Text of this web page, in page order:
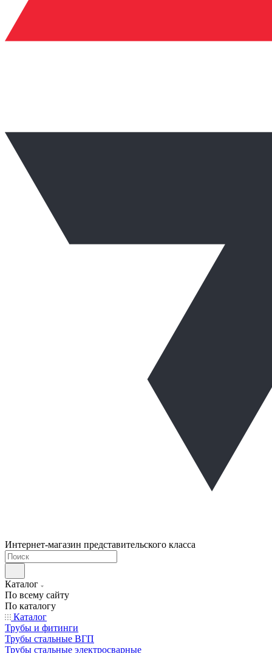
Интернет-магазин представительского класса
Каталог
По всему сайту
По каталогу
Каталог
Трубы и фитинги
Трубы стальные ВГП
Трубы стальные электросварные